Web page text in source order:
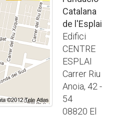
Catalana
de l'Esplai
Edifici
CENTRE
ESPLAI
Carrer Riu
Anoia, 42 -
54
08820 El